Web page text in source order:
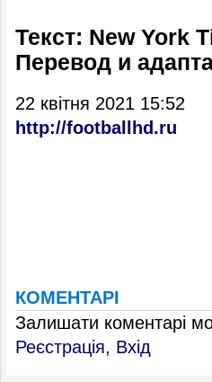
Текст: New York
Перевод и
22 квітня 2021 15:52
http://footballhd.ru
КОМЕНТАРІ
Залишати коментарі
Реєстрація, Вхід